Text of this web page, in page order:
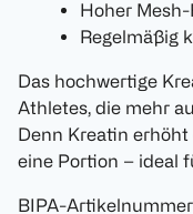
Hoher
Regelmäßig
Das hochwertige
Athletes, die mehr
Denn Kreatin erhöht
eine Portion – ideal
BIPA-Artikelnummer